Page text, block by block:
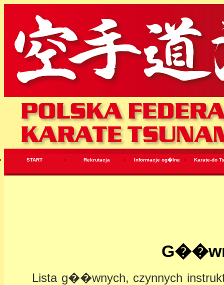
START Rekrutacja Informacje og�lne Karate-do
Lista g��wnych, czynnych